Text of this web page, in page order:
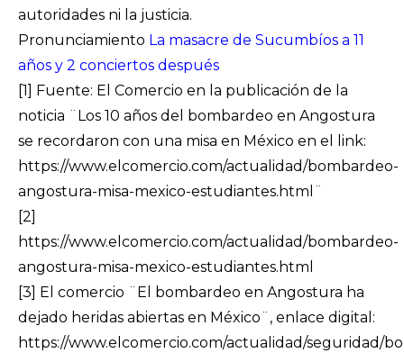
autoridades ni la justicia.
Pronunciamiento La masacre de Sucumbíos a 11
años y 2 conciertos después
[1]
Fuente: El Comercio en la publicación de la
noticia ¨Los 10 años del bombardeo en Angostura
se recordaron con una misa en México en el link:
https://www.elcomercio.com/actualidad/bombardeo-
angostura-misa-mexico-estudiantes.html¨
[2]
https://www.elcomercio.com/actualidad/bombardeo-
angostura-misa-mexico-estudiantes.html
[3]
El comercio ¨El bombardeo en Angostura ha
dejado heridas abiertas en México¨, enlace digital:
https://www.elcomercio.com/actualidad/seguridad/